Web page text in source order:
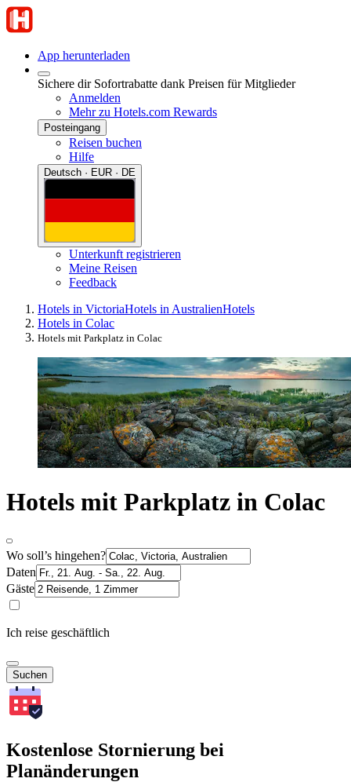
App herunterladen
Sichere dir Sofortrabatte dank Preisen für Mitglieder
Anmelden
Mehr zu Hotels.com Rewards
Posteingang
Reisen buchen
Hilfe
Deutsch · EUR · DE
Unterkunft registrieren
Meine Reisen
Feedback
Hotels in VictoriaHotels in AustralienHotels
Hotels in Colac
Hotels mit Parkplatz in Colac
Hotels mit Parkplatz in Colac
Wo soll’s hingehen?
Daten
Gäste
Ich reise geschäftlich
Suchen
Kostenlose Stornierung bei
Planänderungen